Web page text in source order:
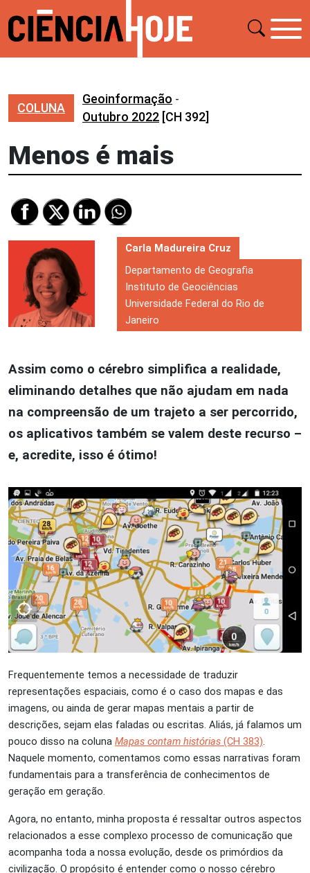
COLUNA
Geoinformação -
Outubro 2022 [CH 392]
Menos é mais
Carla Madureira Cruz
Departamento de Geografia
Instituto de Geociências
Universidade Federal do Rio de
Janeiro
Assim como o cérebro simplifica a realidade,
eliminando detalhes que não ajudam em nada
na compreensão de um trajeto a ser percorrido,
os aplicativos também se valem deste recurso –
e, acredite, isso é ótimo!
Frequentemente temos a necessidade de traduzir
representações espaciais, como é o caso dos mapas e das
imagens, ou ainda de gerar mapas mentais a partir de
descrições, sejam elas faladas ou escritas. Aliás, já falamos um
pouco disso na coluna Mapas contam histórias (CH 383).
Naquele momento, comentamos como essas narrativas foram
fundamentais para a transferência de conhecimentos de
geração em geração.
Agora, no entanto, minha proposta é ressaltar outros aspectos
relacionados a esse complexo processo de comunicação que
acompanha toda a nossa evolução, desde os primórdios da
civilização. O propósito é entender como o nosso cérebro